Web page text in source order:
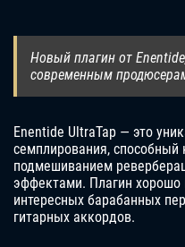
Новый плагин от
современным
Enentide UltraTap — это
семплирования,
подмешиванием
эффектами. Плагин хорошо
интересных барабанных
гитарных аккордов.